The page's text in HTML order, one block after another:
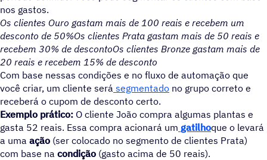
nos gastos.
Os clientes Ouro gastam mais de 100 reais e recebem um
desconto de 50%Os clientes Prata gastam mais de 50 reais e
recebem 30% de descontoOs clientes Bronze gastam mais de
20 reais e recebem 15% de desconto
Com base nessas condições e no fluxo de automação que
você criar, um cliente ser segmentado no grupo correto e
receberá o cupom de desconto certo.
Exemplo prático: O cliente João compra algumas plantas e
gasta 52 reais. Essa compra acionará um gatilhoque o levar
a uma ação (ser colocado no segmento de clientes Prata)
com base na condição (gasto acima de 50 reais).